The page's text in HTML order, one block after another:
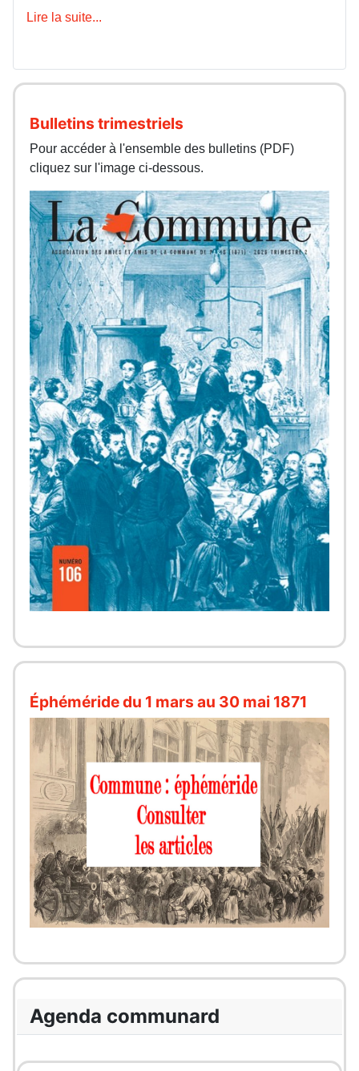
Lire la suite...
Bulletins trimestriels
Pour accéder à l'ensemble des bulletins (PDF)
cliquez sur l'image ci-dessous.
Éphéméride du 1 mars au 30 mai 1871
Agenda communard